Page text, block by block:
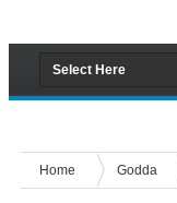
Home Godda